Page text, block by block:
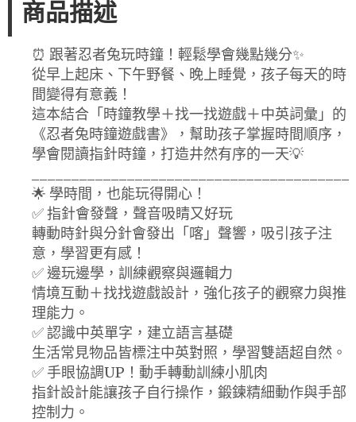
商品描述
⏰ 跟著忍者兔玩時鐘！輕鬆學會幾點幾分✨
從早上起床、下午野餐、晚上睡覺，孩子每天的時
間變得有意義！
這本結合「時鐘教學＋找一找遊戲＋中英詞彙」的
《忍者兔時鐘遊戲書》，幫助孩子掌握時間順序，
學會閱讀指針時鐘，打造井然有序的一天💡
🌟 學時間，也能玩得開心！
✅ 指針會發聲，聲音吸睛又好玩
轉動時針與分針會發出「喀」聲響，吸引孩子注
意，學習更有感！
✅ 邊玩邊學，訓練觀察與邏輯力
情境互動＋找找遊戲設計，強化孩子的觀察力與推
理能力。
✅ 認識中英單字，建立語言基礎
生活常見物品皆標注中英對照，學習雙語超自然。
✅ 手眼協調UP！動手轉動訓練小肌肉
指針設計能讓孩子自行操作，鍛鍊精細動作與手部
控制力。